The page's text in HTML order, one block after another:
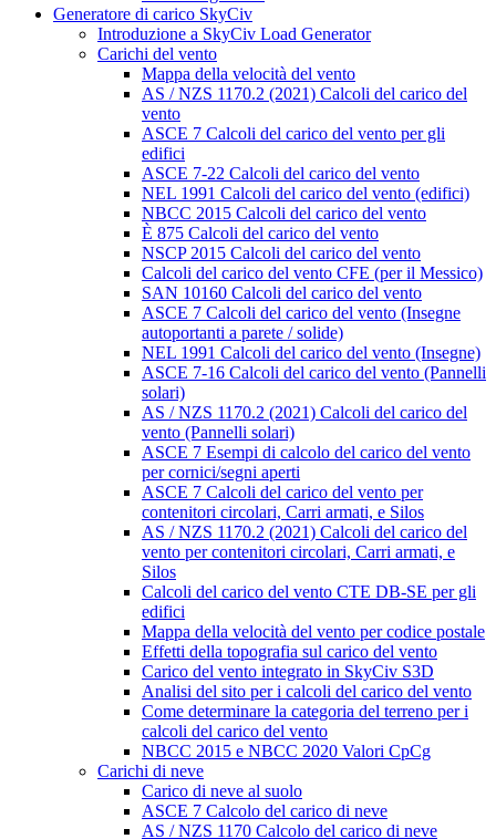
Generatore di carico SkyCiv
Introduzione a SkyCiv Load Generator
Carichi del vento
Mappa della velocità del vento
AS / NZS 1170.2 (2021) Calcoli del carico del
vento
ASCE 7 Calcoli del carico del vento per gli
edifici
ASCE 7-22 Calcoli del carico del vento
NEL 1991 Calcoli del carico del vento (edifici)
NBCC 2015 Calcoli del carico del vento
È 875 Calcoli del carico del vento
NSCP 2015 Calcoli del carico del vento
Calcoli del carico del vento CFE (per il Messico)
SAN 10160 Calcoli del carico del vento
ASCE 7 Calcoli del carico del vento (Insegne
autoportanti a parete / solide)
NEL 1991 Calcoli del carico del vento (Insegne)
ASCE 7-16 Calcoli del carico del vento (Pannelli
solari)
AS / NZS 1170.2 (2021) Calcoli del carico del
vento (Pannelli solari)
ASCE 7 Esempi di calcolo del carico del vento
per cornici/segni aperti
ASCE 7 Calcoli del carico del vento per
contenitori circolari, Carri armati, e Silos
AS / NZS 1170.2 (2021) Calcoli del carico del
vento per contenitori circolari, Carri armati, e
Silos
Calcoli del carico del vento CTE DB-SE per gli
edifici
Mappa della velocità del vento per codice postale
Effetti della topografia sul carico del vento
Carico del vento integrato in SkyCiv S3D
Analisi del sito per i calcoli del carico del vento
Come determinare la categoria del terreno per i
calcoli del carico del vento
NBCC 2015 e NBCC 2020 Valori CpCg
Carichi di neve
Carico di neve al suolo
ASCE 7 Calcolo del carico di neve
AS / NZS 1170 Calcolo del carico di neve